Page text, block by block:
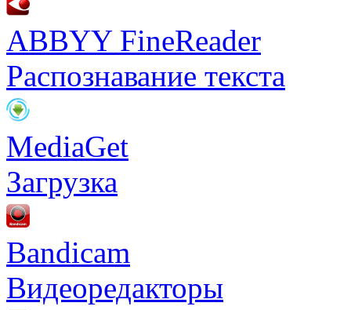
ABBYY FineReader
Распознавание текста
MediaGet
Загрузка
Bandicam
Видеоредакторы